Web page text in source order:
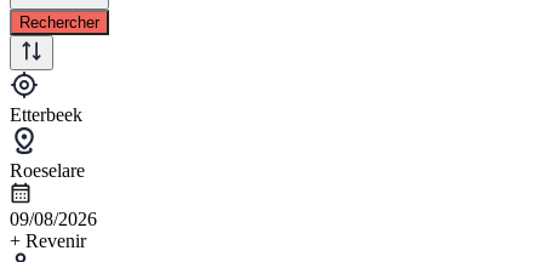
Rechercher
Etterbeek
Roeselare
09/08/2026
+ Revenir